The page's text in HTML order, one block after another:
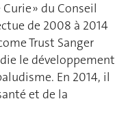
» du Conseil
de 2008 à 2014
Trust Sanger
le développement
En 2014, il
et de la